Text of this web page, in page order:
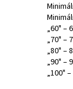
„60" –
„70" –
„80" –
„90" –
„100"